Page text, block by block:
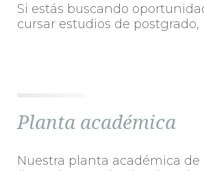
Si estás buscando
cursar estudios de postgrado,
Planta académica
Nuestra planta académica de